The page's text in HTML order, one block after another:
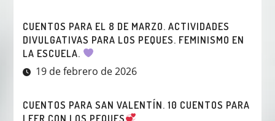
CUENTOS PARA EL 8 DE MARZO. ACTIVIDADES
DIVULGATIVAS PARA LOS PEQUES. FEMINISMO EN
LA ESCUELA.
19 de febrero de 2026
CUENTOS PARA SAN VALENTÍN. 10 CUENTOS PARA
LEER CON LOS PEQUES